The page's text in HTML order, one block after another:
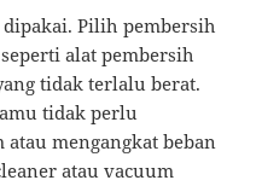
Pilih pembersih
alat pembersih
tidak terlalu berat.
tidak perlu
mengangkat beban
atau vacuum